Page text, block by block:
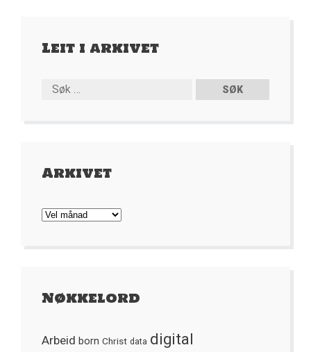
Leit i arkivet
Arkivet
Arkivet
Nøkkelord
Arbeid born Christ data digital